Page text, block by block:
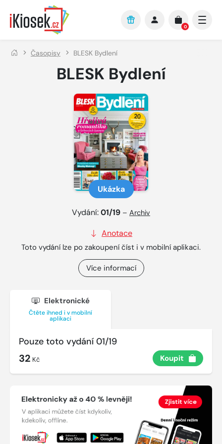
Přejít na hlavní obsah
0
Časopisy BLESK Bydlení
BLESK Bydlení
Ukázka
Vydání:01/19 – Archiv
Anotace
Toto vydání lze po zakoupení číst i v mobilní aplikaci.
Více informací
Elektronické
Čtěte ihned i v mobilní
aplikaci
Pouze toto vydání 01/19
32 Kč Koupit